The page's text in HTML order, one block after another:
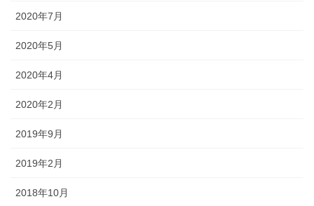
2020年7月
2020年5月
2020年4月
2020年2月
2019年9月
2019年2月
2018年10月